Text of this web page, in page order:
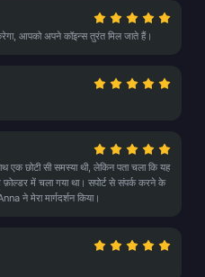
आपको अपने कॉइन्स तुरंत मिल जाते हैं।
एक छोटी सी समस्या थी, लेकिन पता चला कि यह
फ़ोल्डर में चला गया था। सपोर्ट से संपर्क करने के
ने मेरा मार्गदर्शन किया।